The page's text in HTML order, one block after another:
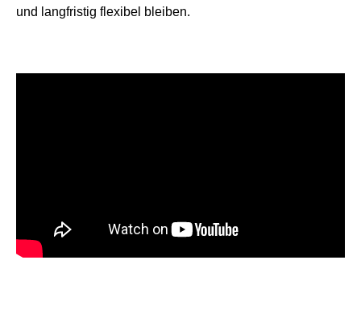
und langfristig flexibel bleiben.